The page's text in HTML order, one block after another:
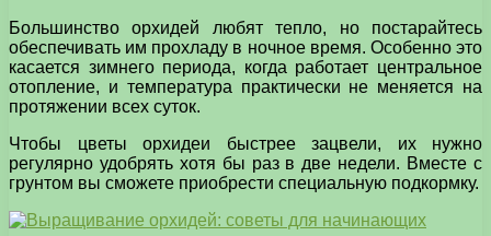
Большинство орхидей любят тепло, но постарайтесь
обеспечивать им прохладу в ночное время. Особенно это
касается зимнего периода, когда работает центральное
отопление, и температура практически не меняется на
протяжении всех суток.
Чтобы цветы орхидеи быстрее зацвели, их нужно
регулярно удобрять хотя бы раз в две недели. Вместе с
грунтом вы сможете приобрести специальную подкормку.